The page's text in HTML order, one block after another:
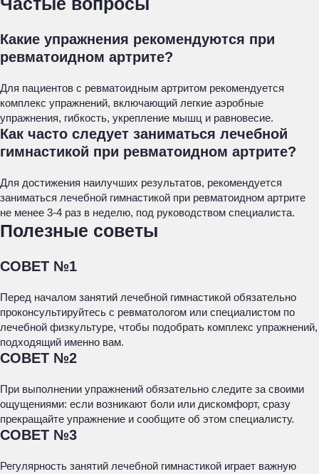
Какие упражнения рекомендуются при
ревматоидном артрите?
Для пациентов с ревматоидным артритом рекомендуется
комплекс упражнений, включающий легкие аэробные
упражнения, гибкость, укрепление мышц и равновесие.
Как часто следует заниматься лечебной
гимнастикой при ревматоидном артрите?
Для достижения наилучших результатов, рекомендуется
заниматься лечебной гимнастикой при ревматоидном артрите
не менее 3-4 раз в неделю, под руководством специалиста.
Полезные советы
СОВЕТ №1
Перед началом занятий лечебной гимнастикой обязательно
проконсультируйтесь с ревматологом или специалистом по
лечебной физкультуре, чтобы подобрать комплекс упражнений,
подходящий именно вам.
СОВЕТ №2
При выполнении упражнений обязательно следите за своими
ощущениями: если возникают боли или дискомфорт, сразу
прекращайте упражнение и сообщите об этом специалисту.
СОВЕТ №3
Регулярность занятий лечебной гимнастикой играет важную